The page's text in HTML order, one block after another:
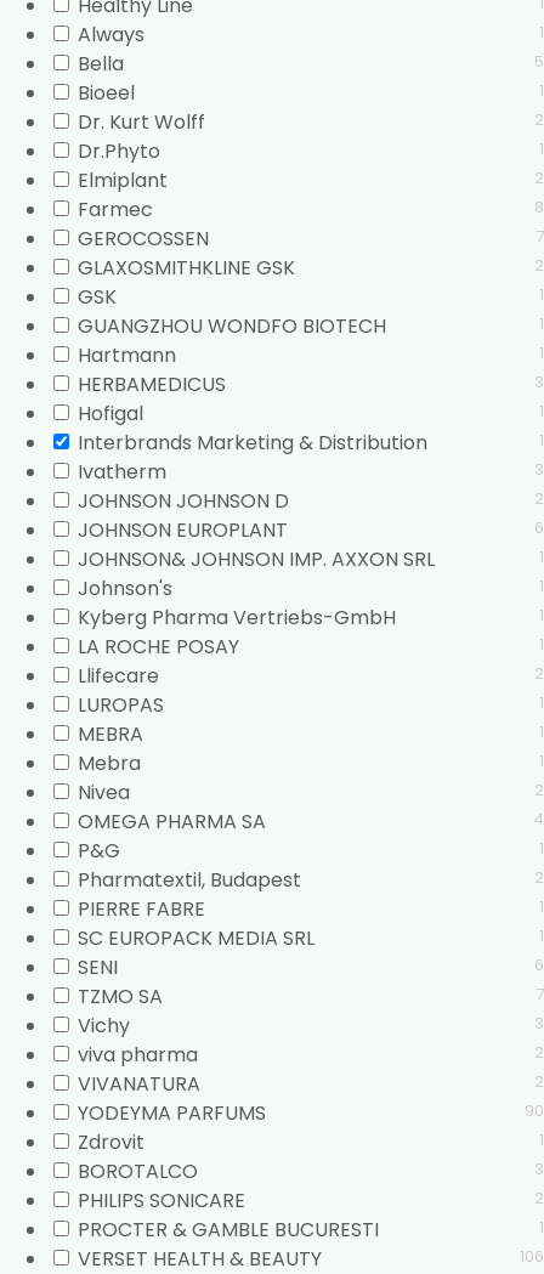
Always 1
Bella 5
Bioeel 1
Dr. Kurt Wolff 2
Dr.Phyto 1
Elmiplant 2
Farmec 8
GEROCOSSEN 7
GLAXOSMITHKLINE GSK 2
GSK 1
GUANGZHOU WONDFO BIOTECH 1
Hartmann 1
HERBAMEDICUS 3
Hofigal 1
Interbrands Marketing & Distribution 1
Ivatherm 3
JOHNSON JOHNSON D 2
JOHNSON EUROPLANT 6
JOHNSON& JOHNSON IMP. AXXON SRL 1
Johnson's 1
Kyberg Pharma Vertriebs-GmbH 1
LA ROCHE POSAY 1
Llifecare 2
LUROPAS 1
MEBRA 1
Mebra 1
Nivea 2
OMEGA PHARMA SA 4
P&G 1
Pharmatextil, Budapest 2
PIERRE FABRE 1
SC EUROPACK MEDIA SRL 1
SENI 6
TZMO SA 7
Vichy 3
viva pharma 2
VIVANATURA 2
YODEYMA PARFUMS 90
Zdrovit 1
BOROTALCO 3
PHILIPS SONICARE 2
PROCTER & GAMBLE BUCURESTI 1
VERSET HEALTH & BEAUTY 106